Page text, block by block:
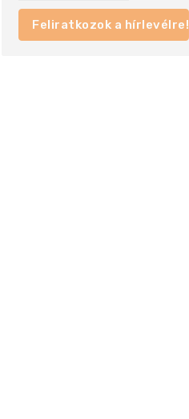
Feliratkozok a hírlevélre!